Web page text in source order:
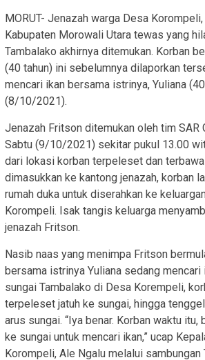
MORUT- Jenazah warga Desa
Kabupaten Morowali Utara tewas yang
Tambalako akhirnya ditemukan. Korban
(40 tahun) ini sebelumnya dilaporkan
mencari ikan bersama istrinya, Yuliana
(8/10/2021).
Jenazah Fritson ditemukan oleh tim SAR
Sabtu (9/10/2021) sekitar pukul 13.00
dari lokasi korban terpeleset dan
dimasukkan ke kantong jenazah, korban
rumah duka untuk diserahkan ke
Korompeli. Isak tangis keluarga
jenazah Fritson.
Nasib naas yang menimpa Fritson
bersama istrinya Yuliana sedang mencari
sungai Tambalako di Desa Korempeli,
terpeleset jatuh ke sungai, hingga
arus sungai. “Iya benar. Korban waktu
ke sungai untuk mencari ikan,” ucap
Korompeli, Ale Ngalu melalui sambungan